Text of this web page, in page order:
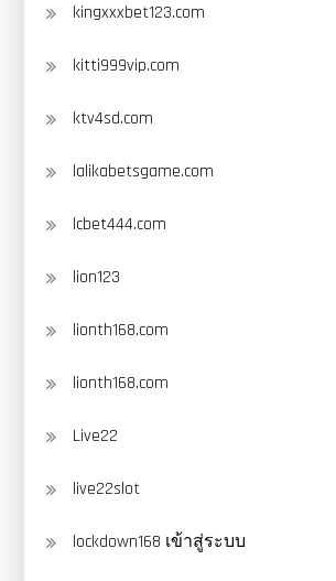
kingxxxbet123.com
kitti999vip.com
ktv4sd.com
lalikabetsgame.com
lcbet444.com
lion123
lionth168.com
lionth168.com
Live22
live22slot
lockdown168 เข้าสู่ระบบ